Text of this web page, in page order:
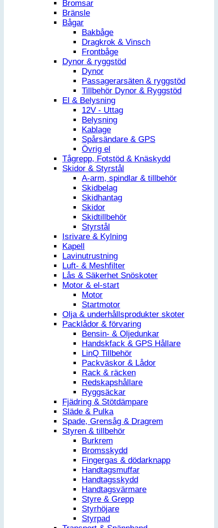
Bromsar
Bränsle
Bågar
Bakbåge
Dragkrok & Vinsch
Frontbåge
Dynor & ryggstöd
Dynor
Passagerarsäten & ryggstöd
Tillbehör Dynor & Ryggstöd
El & Belysning
12V - Uttag
Belysning
Kablage
Spårsändare & GPS
Övrig el
Tågrepp, Fotstöd & Knäskydd
Skidor & Styrstål
A-arm, spindlar & tillbehör
Skidbelag
Skidhantag
Skidor
Skidtillbehör
Styrstål
Isrivare & Kylning
Kapell
Lavinutrustning
Luft- & Meshfilter
Lås & Säkerhet Snöskoter
Motor & el-start
Motor
Startmotor
Olja & underhållsprodukter skoter
Packlådor & förvaring
Bensin- & Oljedunkar
Handskfack & GPS Hållare
LinQ Tillbehör
Packväskor & Lådor
Rack & räcken
Redskapshållare
Ryggsäckar
Fjädring & Stötdämpare
Släde & Pulka
Spade, Grensåg & Dragrem
Styren & tillbehör
Burkrem
Bromsskydd
Fingergas & dödarknapp
Handtagsmuffar
Handtagsskydd
Handtagsvärmare
Styre & Grepp
Styrhöjare
Styrpad